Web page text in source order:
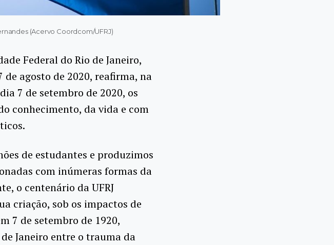
(Acervo Coordcom/UFRJ)
Federal do Rio de Janeiro,
agosto de 2020, reafirma, na
7 de setembro de 2020, os
conhecimento, da vida e com
de estudantes e produzimos
com inúmeras formas da
o centenário da UFRJ
criação, sob os impactos de
7 de setembro de 1920,
Janeiro entre o trauma da